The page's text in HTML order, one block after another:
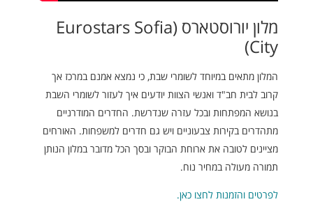
מלון יורוסטארס (Eurostars Sofia
City)
המלון מתאים במיוחד לשומרי שבת, כי נמצא אמנם במרכז אך
קרוב לבית חב"ד ואנשי הצוות יודעים איך לעזור לשומרי השבת
בנושא המפתחות ובכל עזרה שנדרשת. החדרים המודרניים
מתהדרים בקירות צבעוניים ויש גם חדרים למשפחות. האורחים
מציינים לטובה את ארוחת הבוקר ובסך הכל מדובר במלון הנותן
תמורה מעולה במחיר נוח.
לפרטים והזמנות לחצו כאן.